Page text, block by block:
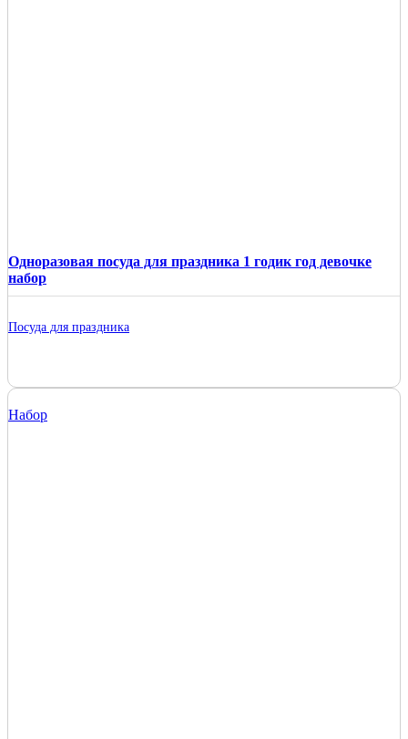
Одноразовая посуда для праздника 1 годик год девочке
набор
Посуда для праздника
Набор